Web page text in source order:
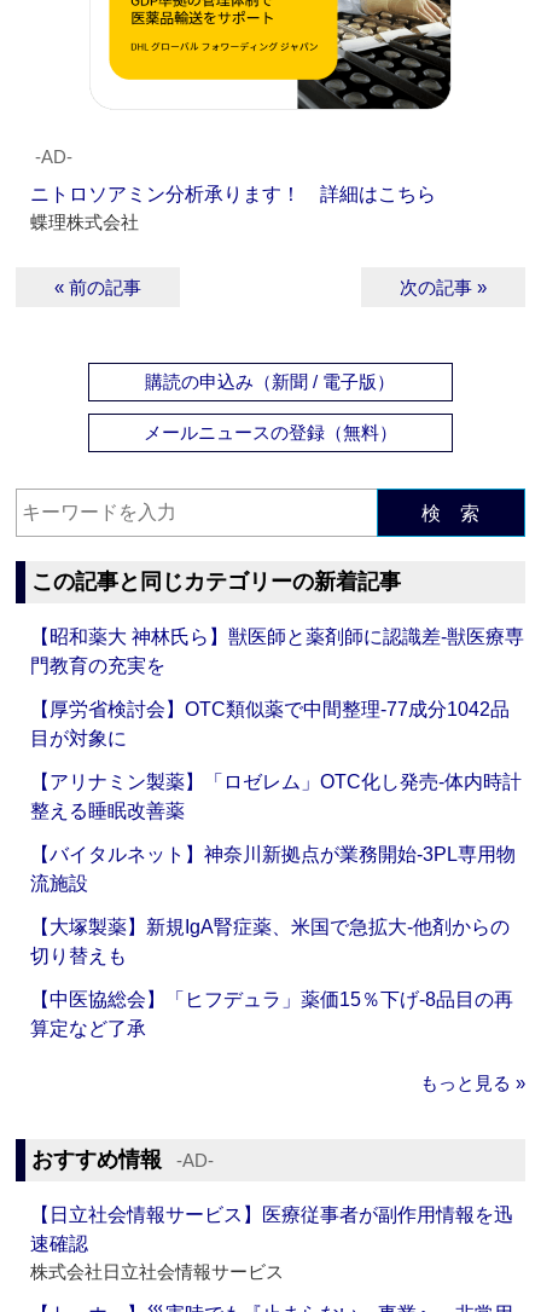
‐AD‐
ニトロソアミン分析承ります！ 詳細はこちら
蝶理株式会社
« 前の記事 次の記事 »
購読の申込み（新聞 / 電子版）
メールニュースの登録（無料）
検 索
この記事と同じカテゴリーの新着記事
【昭和薬大 神林氏ら】獣医師と薬剤師に認識差‐獣医療専
門教育の充実を
【厚労省検討会】OTC類似薬で中間整理‐77成分1042品
目が対象に
【アリナミン製薬】「ロゼレム」OTC化し発売‐体内時計
整える睡眠改善薬
【バイタルネット】神奈川新拠点が業務開始‐3PL専用物
流施設
【大塚製薬】新規IgA腎症薬、米国で急拡大‐他剤からの
切り替えも
【中医協総会】「ヒフデュラ」薬価15％下げ‐8品目の再
算定など了承
もっと見る »
おすすめ情報 ‐AD‐
【日立社会情報サービス】医療従事者が副作用情報を迅
速確認
株式会社日立社会情報サービス